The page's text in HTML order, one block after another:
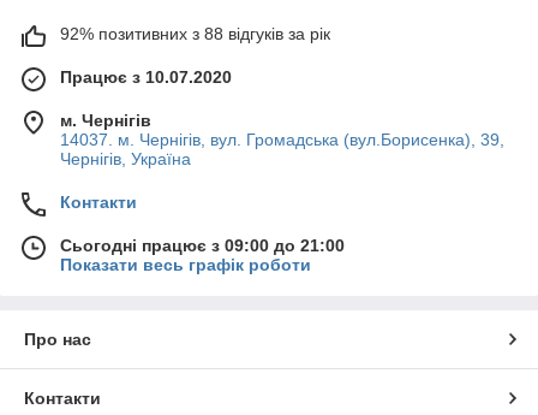
92% позитивних з 88 відгуків за рік
Працює з 10.07.2020
м. Чернігів
14037. м. Чернігів, вул. Громадська (вул.Борисенка), 39,
Чернігів, Україна
Контакти
Сьогодні працює з 09:00 до 21:00
Показати весь графік роботи
Про нас
Контакти